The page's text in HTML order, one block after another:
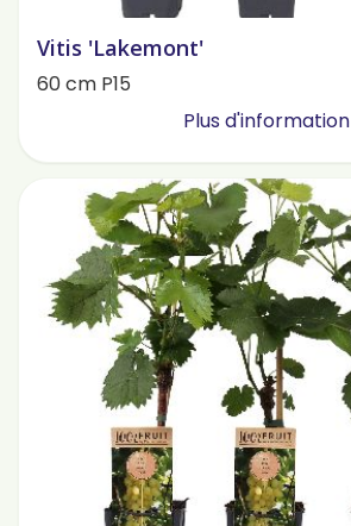
Vitis 'Lakemont'
60 cm P15
Plus d'information